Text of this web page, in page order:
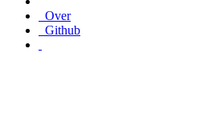
Over
Github